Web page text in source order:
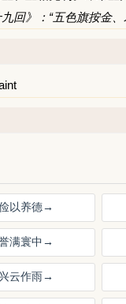
九回》：“五色旗按金
以养德→
满寰中→
兴云作雨→